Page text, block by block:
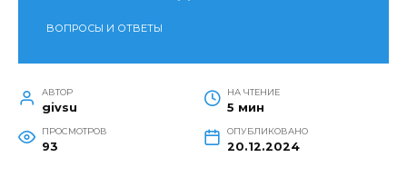
ВОПРОСЫ И ОТВЕТЫ
АВТОР
givsu
НА ЧТЕНИЕ
5 мин
ПРОСМОТРОВ
93
ОПУБЛИКОВАНО
20.12.2024